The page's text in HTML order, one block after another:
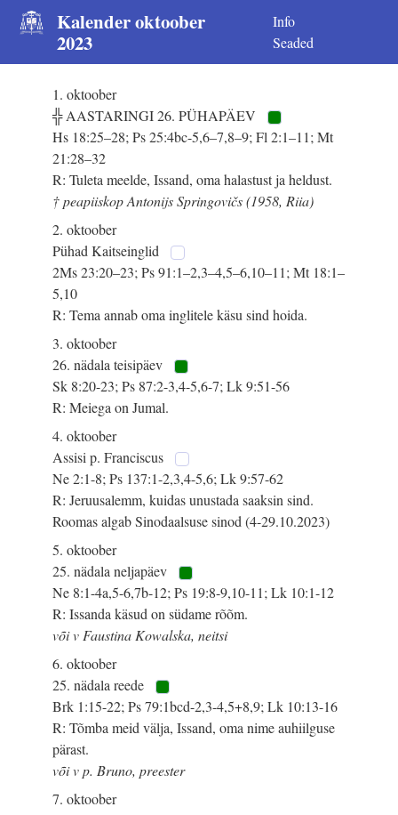
Kalender oktoober
2023
Info
Seaded
1. oktoober
╬ AASTARINGI 26. PÜHAPÄEV
Hs 18:25–28; Ps 25:4bc-5,6–7,8–9; Fl 2:1–11; Mt
21:28–32
R: Tuleta meelde, Issand, oma halastust ja heldust.
† peapiiskop Antonijs Springovičs (1958, Riia)
2. oktoober
Pühad Kaitseinglid
2Ms 23:20–23; Ps 91:1–2,3–4,5–6,10–11; Mt 18:1–
5,10
R: Tema annab oma inglitele käsu sind hoida.
3. oktoober
26. nädala teisipäev
Sk 8:20-23; Ps 87:2-3,4-5,6-7; Lk 9:51-56
R: Meiega on Jumal.
4. oktoober
Assisi p. Franciscus
Ne 2:1-8; Ps 137:1-2,3,4-5,6; Lk 9:57-62
R: Jeruusalemm, kuidas unustada saaksin sind.
Roomas algab Sinodaalsuse sinod (4-29.10.2023)
5. oktoober
25. nädala neljapäev
Ne 8:1-4a,5-6,7b-12; Ps 19:8-9,10-11; Lk 10:1-12
R: Issanda käsud on südame rõõm.
või v Faustina Kowalska, neitsi
6. oktoober
25. nädala reede
Brk 1:15-22; Ps 79:1bcd-2,3-4,5+8,9; Lk 10:13-16
R: Tõmba meid välja, Issand, oma nime auhiilguse
pärast.
või v p. Bruno, preester
7. oktoober